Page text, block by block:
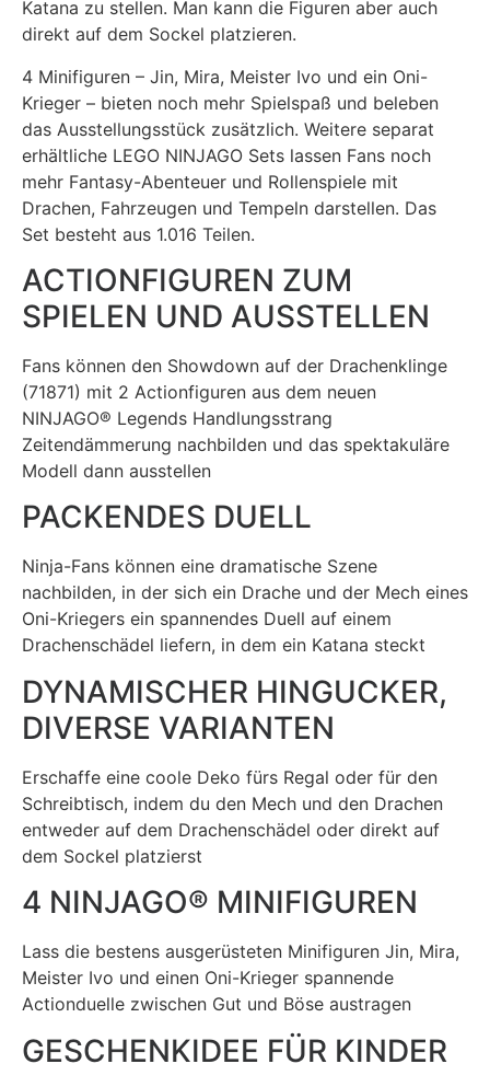
Katana zu stellen. Man kann die Figuren aber auch
direkt auf dem Sockel platzieren.
4 Minifiguren – Jin, Mira, Meister Ivo und ein Oni-
Krieger – bieten noch mehr Spielspaß und beleben
das Ausstellungsstück zusätzlich. Weitere separat
erhältliche LEGO NINJAGO Sets lassen Fans noch
mehr Fantasy-Abenteuer und Rollenspiele mit
Drachen, Fahrzeugen und Tempeln darstellen. Das
Set besteht aus 1.016 Teilen.
ACTIONFIGUREN ZUM
SPIELEN UND AUSSTELLEN
Fans können den Showdown auf der Drachenklinge
(71871) mit 2 Actionfiguren aus dem neuen
NINJAGO® Legends Handlungsstrang
Zeitendämmerung nachbilden und das spektakuläre
Modell dann ausstellen
PACKENDES DUELL
Ninja-Fans können eine dramatische Szene
nachbilden, in der sich ein Drache und der Mech eines
Oni-Kriegers ein spannendes Duell auf einem
Drachenschädel liefern, in dem ein Katana steckt
DYNAMISCHER HINGUCKER,
DIVERSE VARIANTEN
Erschaffe eine coole Deko fürs Regal oder für den
Schreibtisch, indem du den Mech und den Drachen
entweder auf dem Drachenschädel oder direkt auf
dem Sockel platzierst
4 NINJAGO® MINIFIGUREN
Lass die bestens ausgerüsteten Minifiguren Jin, Mira,
Meister Ivo und einen Oni-Krieger spannende
Actionduelle zwischen Gut und Böse austragen
GESCHENKIDEE FÜR KINDER